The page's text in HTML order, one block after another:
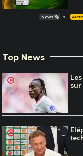
News 🗞️
Top News
sur